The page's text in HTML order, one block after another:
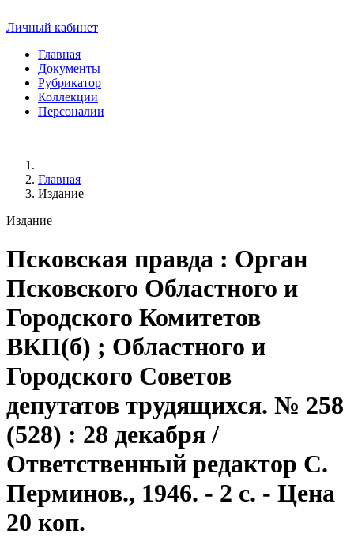
Личный кабинет
Главная
Документы
Рубрикатор
Коллекции
Персоналии
Главная
Издание
Издание
Псковская правда : Орган
Псковского Областного и
Городского Комитетов
ВКП(б) ; Областного и
Городского Советов
депутатов трудящихся. № 258
(528) : 28 декабря /
Ответственный редактор С.
Перминов., 1946. - 2 с. - Цена
20 коп.